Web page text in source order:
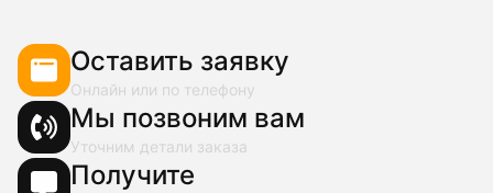
Оставить заявку
Онлайн или по телефону
Мы позвоним вам
Уточним детали заказа
Получите